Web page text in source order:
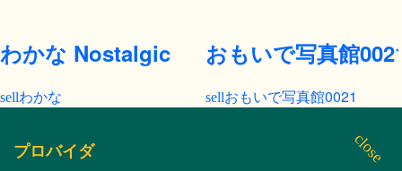
わかな Nostalgic
わかな
おもいで写真館
おもいで写真館0021
プロバイダ